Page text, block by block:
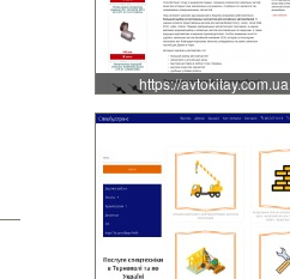
https://avtokitay.com.ua